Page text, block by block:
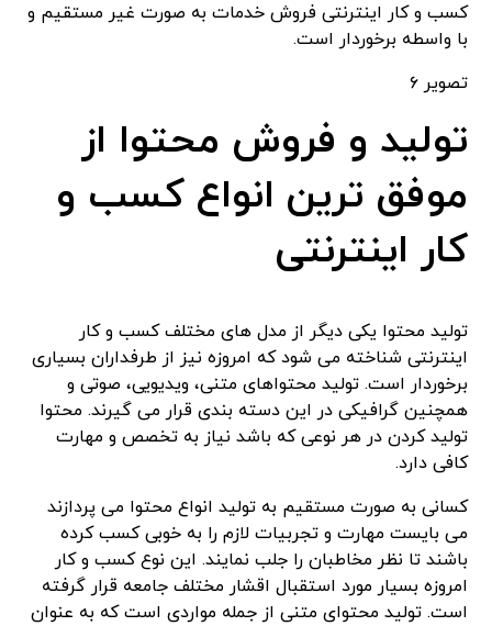
کسب و کار اینترنتی فروش خدمات به صورت غیر مستقیم و
با واسطه برخوردار است.
تصویر ۶
تولید و فروش محتوا از
موفق ترین انواع کسب و
کار اینترنتی
تولید محتوا یکی دیگر از مدل های مختلف کسب و کار
اینترنتی شناخته می شود که امروزه نیز از طرفداران بسیاری
برخوردار است. تولید محتواهای متنی، ویدیویی، صوتی و
همچنین گرافیکی در این دسته بندی قرار می گیرند. محتوا
تولید کردن در هر نوعی که باشد نیاز به تخصص و مهارت
کافی دارد.
کسانی به صورت مستقیم به تولید انواع محتوا می پردازند
می بایست مهارت و تجربیات لازم را به خوبی کسب کرده
باشند تا نظر مخاطبان را جلب نمایند. این نوع کسب و کار
امروزه بسیار مورد استقبال اقشار مختلف جامعه قرار گرفته
است. تولید محتوای متنی از جمله مواردی است که به عنوان